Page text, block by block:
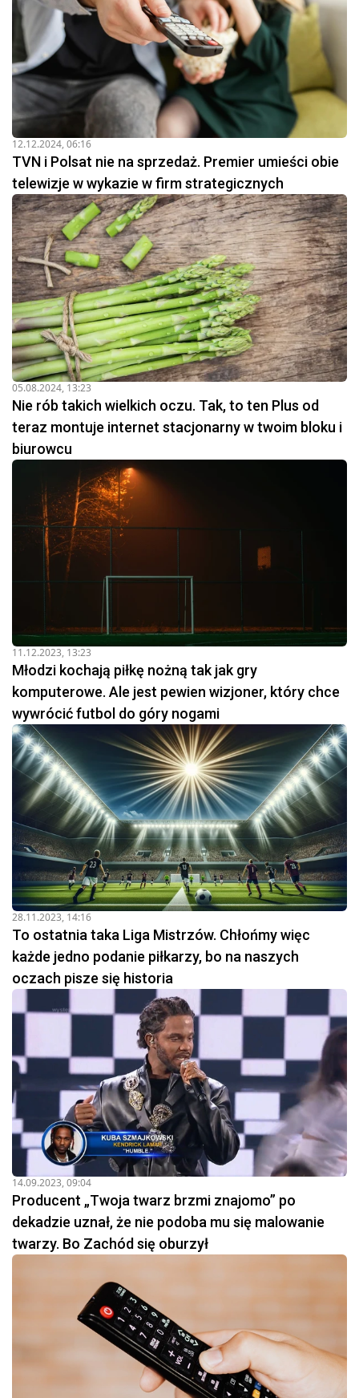
12.12.2024, 06:16
TVN i Polsat nie na sprzedaż. Premier umieści obie
telewizje w wykazie w firm strategicznych
05.08.2024, 13:23
Nie rób takich wielkich oczu. Tak, to ten Plus od
teraz montuje internet stacjonarny w twoim bloku i
biurowcu
11.12.2023, 13:23
Młodzi kochają piłkę nożną tak jak gry
komputerowe. Ale jest pewien wizjoner, który chce
wywrócić futbol do góry nogami
28.11.2023, 14:16
To ostatnia taka Liga Mistrzów. Chłońmy więc
każde jedno podanie piłkarzy, bo na naszych
oczach pisze się historia
14.09.2023, 09:04
Producent „Twoja twarz brzmi znajomo” po
dekadzie uznał, że nie podoba mu się malowanie
twarzy. Bo Zachód się oburzył